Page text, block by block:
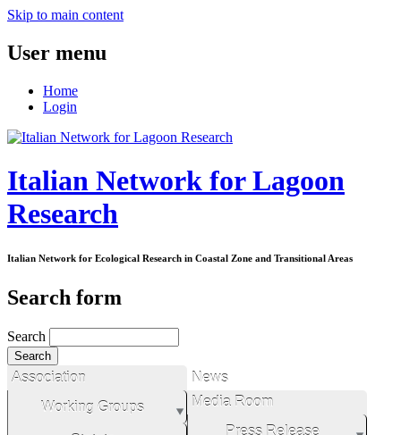
Skip to main content
User menu
Home
Login
Italian Network for Lagoon
Research
Italian Network for Ecological Research in Coastal Zone and Transitional Areas
Search form
Search
Association
Working Groups
News
Media Room
Press Release